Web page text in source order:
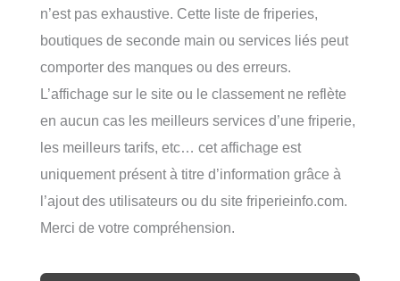
n’est pas exhaustive. Cette liste de friperies,
boutiques de seconde main ou services liés peut
comporter des manques ou des erreurs.
L’affichage sur le site ou le classement ne reflète
en aucun cas les meilleurs services d’une friperie,
les meilleurs tarifs, etc… cet affichage est
uniquement présent à titre d’information grâce à
l’ajout des utilisateurs ou du site friperieinfo.com.
Merci de votre compréhension.